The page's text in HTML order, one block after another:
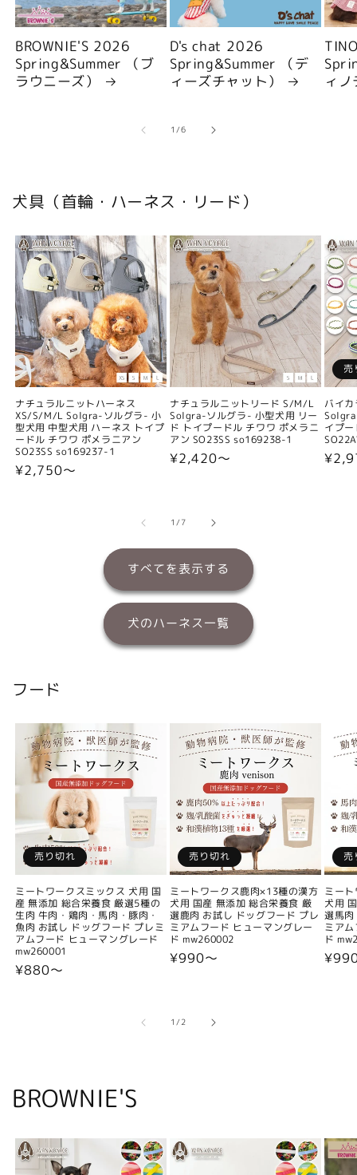
BROWNIE'S 2026
Spring&Summer （ブ
ラウニーズ）
D's chat 2026
Spring&Summer （デ
ィーズチャット）
ィ
1/の
6
犬具（首輪・ハーネス・リード）
ナチュラルニットハーネス
XS/S/M/L Solgra-ソルグラ- 小
型犬用 中型犬用 ハーネス トイプ
ードル チワワ ポメラニアン
SO23SS so169237-1
通
¥2,750〜
ナチュラルニットリード S/M/L
Solgra-ソルグラ- 小型犬用 リー
ド トイプードル チワワ ポメラニ
アン SO23SS so169238-1
通
¥2,420〜
売
バイ
イプ
通
1/の
7
すべてを表示する
犬のハーネス一覧
フード
売り切れ
ミートワークスミックス 犬用 国
産 無添加 総合栄養食 厳選5種の
生肉 牛肉・鶏肉・馬肉・豚肉・
魚肉 お試し ドッグフード プレミ
アムフード ヒューマングレード
mw260001
通
¥880〜
売り切れ
ミートワークス鹿肉×13種の漢方
犬用 国産 無添加 総合栄養食 厳
選鹿肉 お試し ドッグフード プレ
ミアムフード ヒューマングレー
ド mw260002
通
¥990〜
売
ミー
犬用
選馬
ミア
ド
通
1/の
2
BROWNIE'S